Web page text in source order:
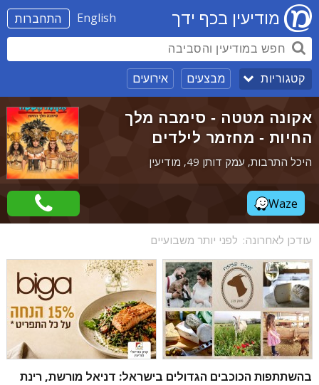
התחברות English מודיעין בכף ידך
קטגוריות מבצעים אירועים
אקונה מטטה - סימבה מלך
החיות - מחזמר לילדים
היכל התרבות, עמק דותן 49, מודיעין
Waze
עודכן לאחרונה: לפני יותר משבועיים
בהשתתפות הכוכבים הגדולים בישראל: דניאל מורשת, רינת